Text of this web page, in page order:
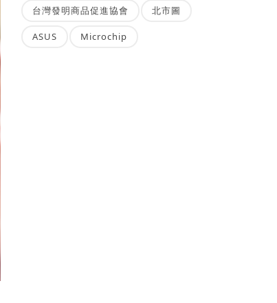
台灣發明商品促進協會 北市圖
ASUS Microchip